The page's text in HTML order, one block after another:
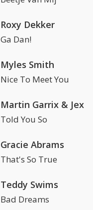
Roxy Dekker
Ga Dan!
Myles Smith
Nice To Meet You
Martin Garrix & Jex
Told You So
Gracie Abrams
That's So True
Teddy Swims
Bad Dreams